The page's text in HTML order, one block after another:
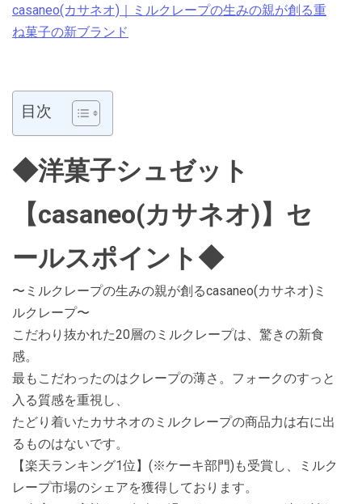
casaneo(カサネオ)｜ミルクレープの生みの親が創る重
ね菓子の新ブランド
目次
◆洋菓子シュゼット
【casaneo(カサネオ)】セ
ールスポイント◆
〜ミルクレープの生みの親が創るcasaneo(カサネオ)ミ
ルクレープ〜
こだわり抜かれた20層のミルクレープは、驚きの新食
感。
最もこだわったのはクレープの薄さ。フォークのすっと
入る質感を重視し、
たどり着いたカサネオのミルクレープの商品力は右に出
るものはないです。
【楽天ランキング1位】(※ケーキ部門)も受賞し、ミルク
レープ市場のシェアを獲得しております。